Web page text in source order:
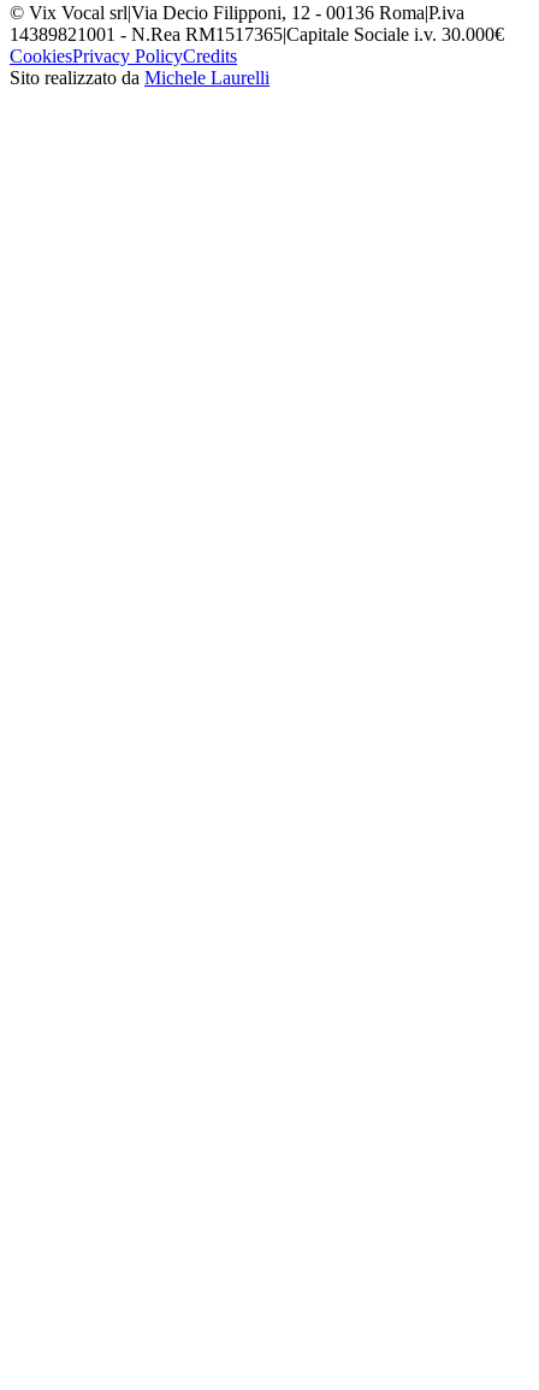
© Vix Vocal srl|Via Decio Filipponi, 12 - 00136 Roma|P.iva
14389821001 - N.Rea RM1517365|Capitale Sociale i.v. 30.000€
CookiesPrivacy PolicyCredits
Sito realizzato da Michele Laurelli